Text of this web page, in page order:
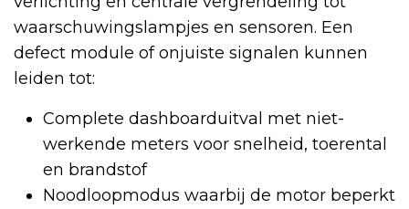
waarschuwingslampjes en sensoren. Een
defect module of onjuiste signalen kunnen
leiden tot:
Complete dashboarduitval met niet-
werkende meters voor snelheid, toerental
en brandstof
Noodloopmodus waarbij de motor beperkt